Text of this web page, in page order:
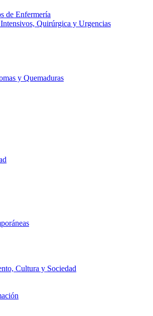
de Enfermería
Quirúrgica y Urgencias
y Quemaduras
Cultura y Sociedad